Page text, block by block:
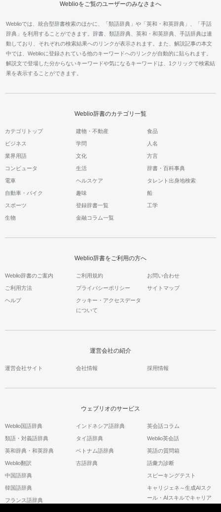
Weblioをご覧のユーザーのみなさまへ
Weblioでは、統合型辞書検索のほかに、「類語辞典」や「英和・和英辞典」、「手話
辞典」を利用することができます。辞書、類語辞典、英和・和英辞典、手話辞典は連
動しており、それぞれの検索結果へのリンクが表示されます。また、解説記事の本文
中では、Weblioに登録されている他のキーワードへのリンクが自動的に貼られます。
解説文で登場した分からないキーワードや気になるキーワードは、1クリックで検索結
果を表示することができます。
Weblio辞書のカテゴリ一覧
カテゴリトップ 建物・不動産 食品
ビジネス 学問 人名
業界用語 文化 方言
コンピュータ 生活 辞書・百科事典
電車 ヘルスケア タレント出身地検索
自動車・バイク 趣味 船
スポーツ 登録辞書一覧 工学
生物 金融コラム一覧
Weblio辞書をご利用の方へ
Weblio辞書のご案内 ご利用規約 お問い合わせ
ご利用方法 プライバシーポリシー サイトマップ
ヘルプ
クッキー・アクセスデータ
について
運営会社の紹介
運営会社サイト 会社情報 採用情報
ウェブリオのサービス
Weblio国語辞典
類語・対義語辞典
英和辞典・和英辞典
Weblio翻訳
中国語辞典
韓国語辞典
フランス語辞典
インドネシア語辞典
タイ語辞典
ベトナム語辞典
古語辞典
英会話コラム
Weblio英会話
英語の質問箱
語彙力診断
スピーキングテスト
キャリジェネ～生成AIスク
ール・AIスキルでキャリア